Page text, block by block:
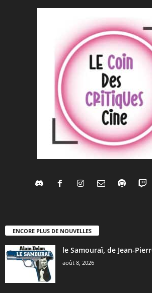
ENCORE PLUS DE NOUVELLES
le Samouraï, de Jean-
août 8, 2026